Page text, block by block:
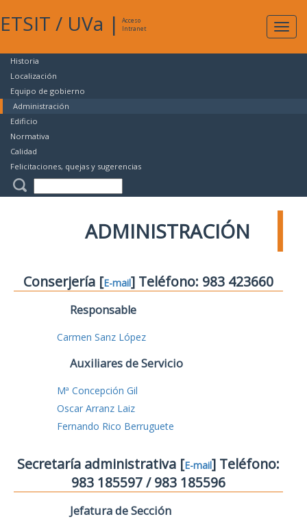
ETSIT / UVa |
Acceso
Intranet
Historia
Localización
Equipo de gobierno
Administración
Edificio
Normativa
Calidad
Felicitaciones, quejas y sugerencias
ADMINISTRACIÓN
Conserjería [E-mail] Teléfono: 983 423660
Responsable
Carmen Sanz López
Auxiliares de Servicio
Mª Concepción Gil
Oscar Arranz Laiz
Fernando Rico Berruguete
Secretaría administrativa [E-mail] Teléfono:
983 185597 / 983 185596
Jefatura de Sección